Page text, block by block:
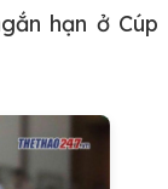
hạn ở Cúp